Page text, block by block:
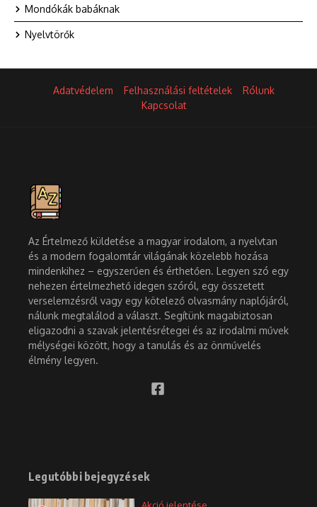
Mondókák babáknak
Nyelvtörők
Adatvédelem Felhasználási feltételek
Rólunk
Kapcsolat
Az Értelmező küldetése a magyar irodalom, a nyelvtan
és a modern fogalomtár világának közelebb hozása
mindenkihez – egyszerűen és érthetően. Legyen szó egy
nehezen értelmezhető idegen szóról, egy összetett
verselemzésről vagy egy kötelező olvasmány naplójáról,
nálunk megtalálod a választ. Segítünk magabiztosan
eligazodni a szavak jelentésrétegei és az irodalmi művek
mélységei között, hogy a tanulás és az önművelés
élmény legyen.
Legutóbbi bejegyzések